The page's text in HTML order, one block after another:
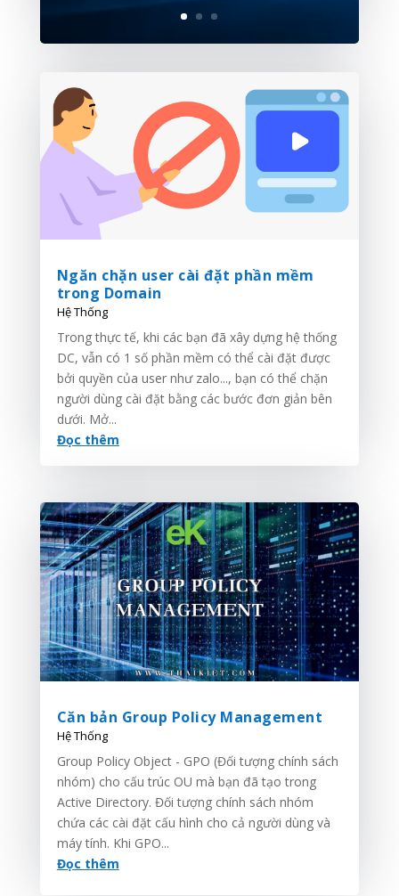
Ngăn chặn user cài đặt phần mềm
trong Domain
Hệ Thống
Trong thực tế, khi các bạn đã xây dựng hệ thống
DC, vẫn có 1 số phần mềm có thể cài đặt được
bởi quyền của user như zalo..., bạn có thể chặn
người dùng cài đặt bằng các bước đơn giản bên
dưới. Mở...
Đọc thêm
Căn bản Group Policy Management
Hệ Thống
Group Policy Object - GPO (Đối tượng chính sách
nhóm) cho cấu trúc OU mà bạn đã tạo trong
Active Directory. Đối tượng chính sách nhóm
chứa các cài đặt cấu hình cho cả người dùng và
máy tính. Khi GPO...
Đọc thêm